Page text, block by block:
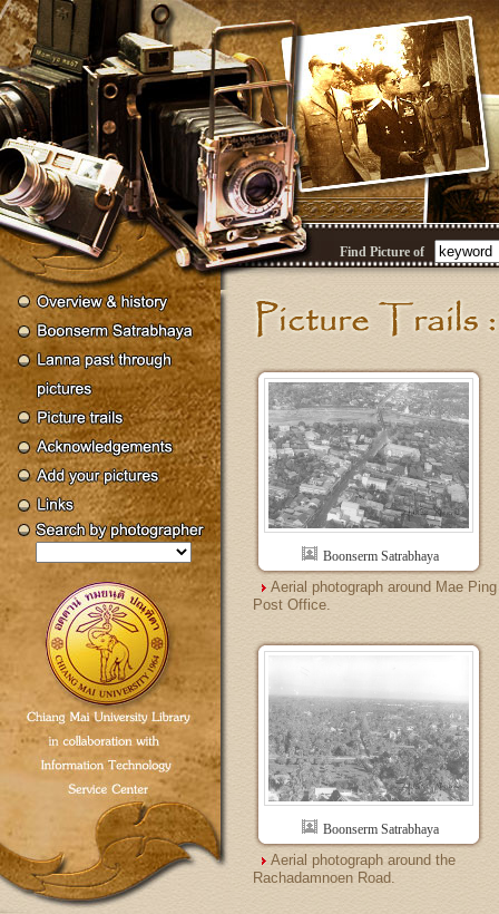
Find Picture of
Boonserm Satrabhaya
Aerial photograph around Mae Ping
Post Office.
Boonserm Satrabhaya
Aerial photograph around the
Rachadamnoen Road.